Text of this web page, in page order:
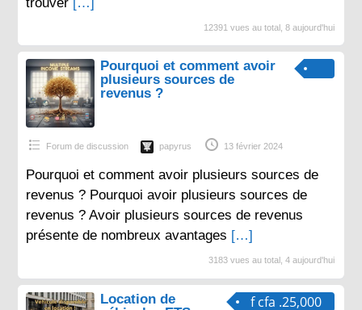
12391 vues au total, 8 aujourd'hui
Pourquoi et comment avoir
plusieurs sources de
revenus ?
Forum de discussion papyrus 13 février 2024
Pourquoi et comment avoir plusieurs sources de
revenus ? Pourquoi avoir plusieurs sources de
revenus ? Avoir plusieurs sources de revenus
présente de nombreux avantages […]
3183 vues au total, 4 aujourd'hui
f cfa .25,000
Location de